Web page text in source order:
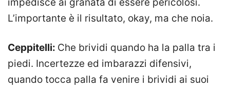
impedisce ai granata di essere pericolosi.
L’importante è il risultato, okay, ma che noia.
Ceppitelli: Che brividi quando ha la palla tra i
piedi. Incertezze ed imbarazzi difensivi,
quando tocca palla fa venire i brividi ai suoi